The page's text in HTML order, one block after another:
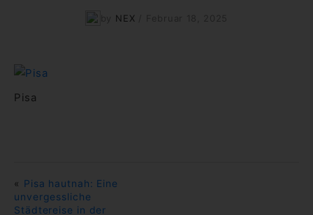
NEX
Pisa
« Pisa hautnah: Eine
unvergessliche
Städtereise in der